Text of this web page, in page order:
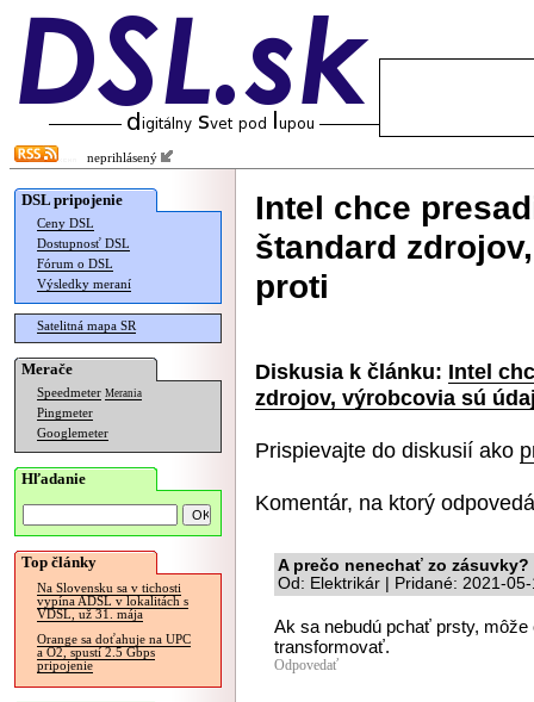
neprihlásený
DSL pripojenie
Ceny DSL
Dostupnosť DSL
Fórum o DSL
Výsledky meraní
Satelitná mapa SR
Merače
Speedmeter Merania
Pingmeter
Googlemeter
Hľadanie
Top články
Na Slovensku sa v tichosti
vypína ADSL v lokalitách s
VDSL, už 31. mája
Orange sa doťahuje na UPC
a O2, spustí 2.5 Gbps
pripojenie
Intel chce
štandard
proti
Diskusia k článku: Intel
zdrojov, výrobcovia sú
Prispievajte do diskusií ako
Komentár, na ktorý
A prečo nenechať zo zásuvky?
Od: Elektrikár | Pridané: 2021-
Ak sa nebudú pchať prsty,
transformovať.
Odpovedať